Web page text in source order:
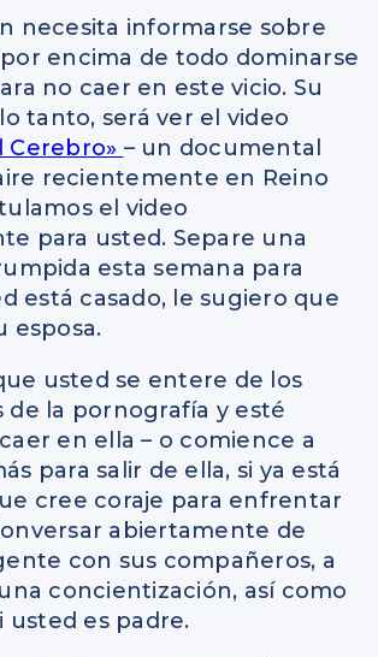
necesita informarse sobre
encima de todo dominarse
no caer en este vicio. Su
tanto, será ver el video
Cerebro» – un documental
recientemente en Reino
el video
para usted. Separe una
esta semana para
está casado, le sugiero que
esposa.
usted se entere de los
de la pornografía y esté
en ella – o comience a
para salir de ella, si ya está
cree coraje para enfrentar
abiertamente de
con sus compañeros, a
concientización, así como
usted es padre.